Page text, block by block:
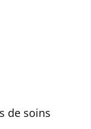
de soins